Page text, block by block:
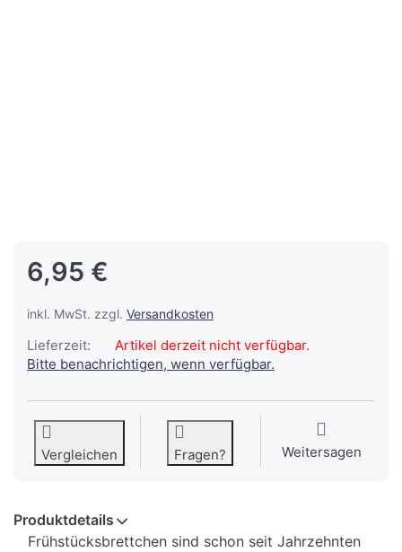
6,95 €
inkl. MwSt. zzgl. Versandkosten
Lieferzeit:
Artikel derzeit nicht verfügbar.
Bitte benachrichtigen, wenn verfügbar.
Vergleichen Fragen? Weitersagen
Produktdetails
Frühstücksbrettchen sind schon seit Jahrzehnten